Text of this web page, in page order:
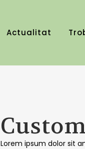
Actualitat
Lorem ipsum dolor sit